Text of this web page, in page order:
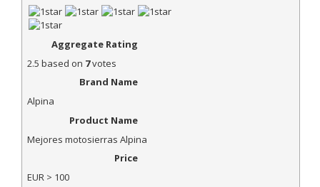
Aggregate Rating
2.5 based on 7votes
Brand Name
Alpina
Product Name
Mejores motosierras Alpina
Price
EUR> 100